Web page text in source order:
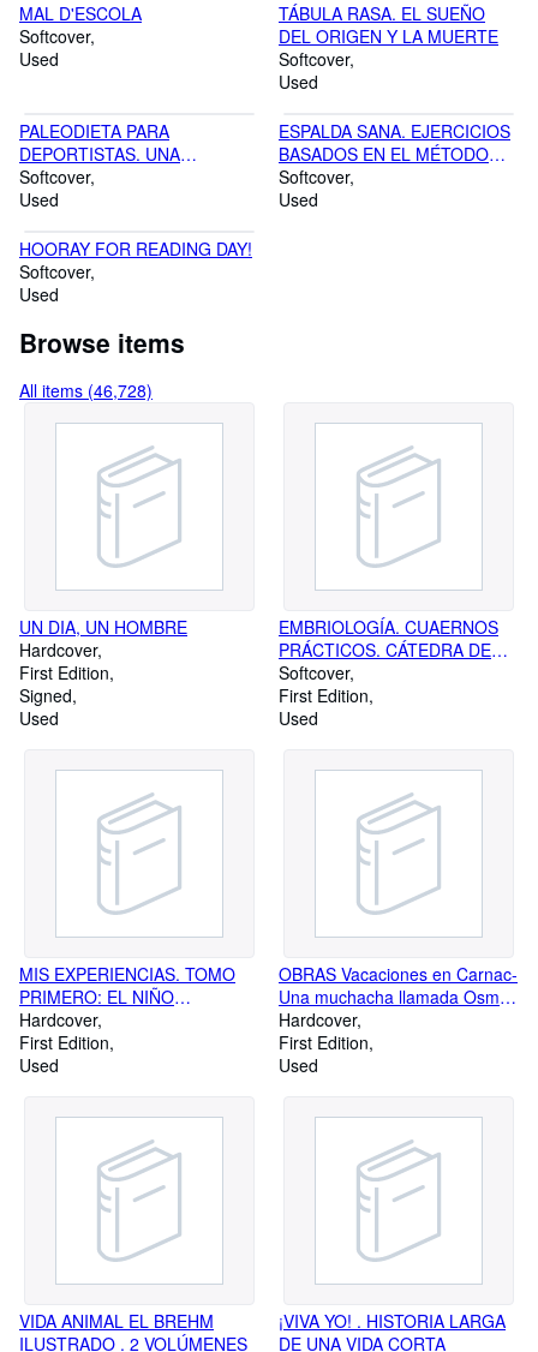
CLOSE
MAL D'ESCOLA
Softcover
Used
TÁBULA RASA. EL SUEÑO
DEL ORIGEN Y LA MUERTE
Softcover
Used
PALEODIETA PARA
DEPORTISTAS. UNA
FÓRMULA NUTRICIONAL
PARA EÑ DEPORTE DE ALTO
DE 80 RECETAS
Softcover
Used
ESPALDA SANA. EJERCICIOS
BASADOS EN EL MÉTODO
PILATES PARA FORTALECER
EL CUELLO, LOS HOMBROS Y
Softcover
Used
HOORAY FOR READING DAY!
Softcover
Used
Browse items
All items (46,728)
UN DIA, UN HOMBRE
Hardcover
First Edition
Signed
Used
EMBRIOLOGÍA. CUAERNOS
PRÁCTICOS. CÁTEDRA DE
EMBRIOLOGÍA DE LA
FACULTAD DE MEDICINA DE
PARÍS. 1ª EDICIÓN
Softcover
First Edition
Used
MIS EXPERIENCIAS. TOMO
PRIMERO: EL NIÑO
PRODIGIO. 1ª EDICIÓN
Hardcover
First Edition
Used
OBRAS Vacaciones en Carnac-
Una muchacha llamada Osmi-
Juego Peligroso- La reina del
Baile Imperiaol
Hardcover
First Edition
Used
VIDA ANIMAL EL BREHM
ILUSTRADO . 2 VOLÚMENES
¡VIVA YO! . HISTORIA LARGA
DE UNA VIDA CORTA